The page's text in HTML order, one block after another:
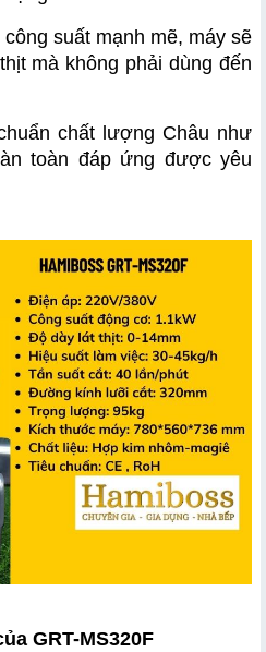
suất mạnh mẽ, máy sẽ
mà không phải dùng đến
chất lượng Châu như
toàn đáp ứng được yêu
GRT-MS320F